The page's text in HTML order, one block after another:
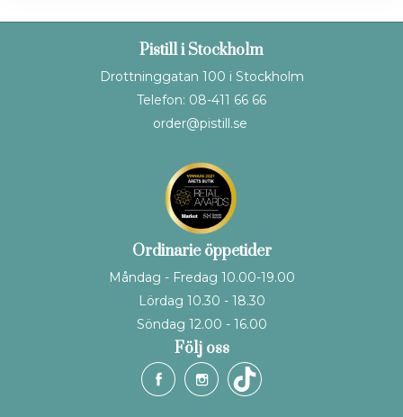
Pistill i Stockholm
Drottninggatan 100 i Stockholm
Telefon: 08-411 66 66
order@pistill.se
Ordinarie öppetider
Måndag - Fredag 10.00-19.00
Lördag 10.30 - 18.30
Söndag 12.00 - 16.00
Följ oss